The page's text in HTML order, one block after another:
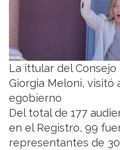
La ittular del
Giorgia Meloni, visitó
egobierno
Del total de 177
en el Registro, 99
representantes de 30